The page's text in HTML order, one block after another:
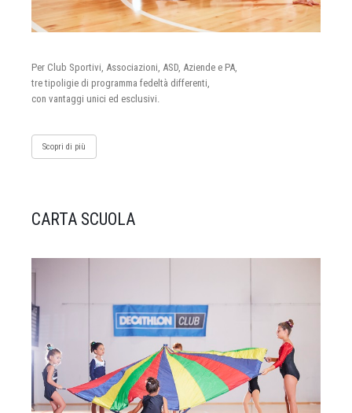
Per Club Sportivi, Associazioni, ASD, Aziende e PA,
tre tipoligie di programma fedeltà differenti,
con vantaggi unici ed esclusivi.
Scopri di più
CARTA SCUOLA